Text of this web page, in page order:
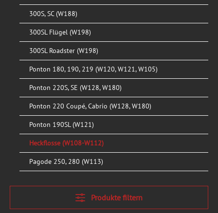
300S, SC (W188)
300SL Flügel (W198)
300SL Roadster (W198)
Ponton 180, 190, 219 (W120, W121, W105)
Ponton 220S, SE (W128, W180)
Ponton 220 Coupé, Cabrio (W128, W180)
Ponton 190SL (W121)
Heckflosse (W108-W112)
Pagode 250, 280 (W113)
Produkte filtern